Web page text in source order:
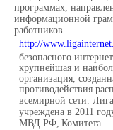
программах,
информационной
работников
http://
безопасного
крупнейшая и
организация,
противодействия
всемирной сети.
учреждена в 2011
МВД РФ, Комитета